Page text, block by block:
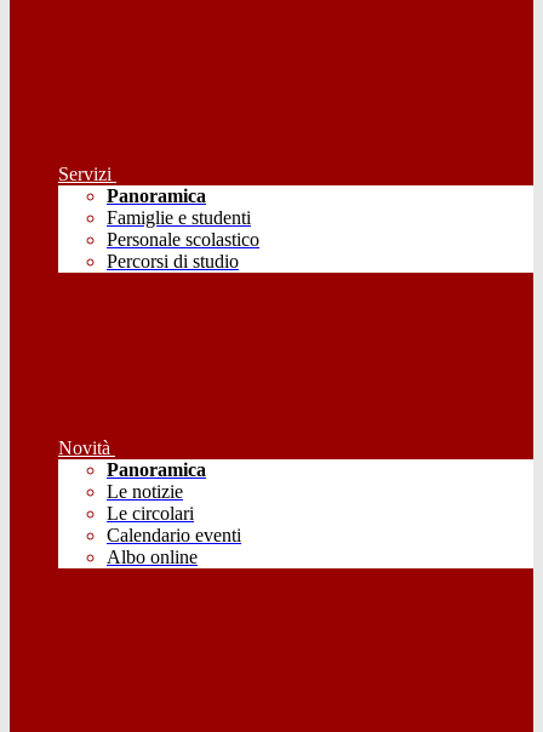
Servizi
Panoramica
Famiglie e studenti
Personale scolastico
Percorsi di studio
Novità
Panoramica
Le notizie
Le circolari
Calendario eventi
Albo online